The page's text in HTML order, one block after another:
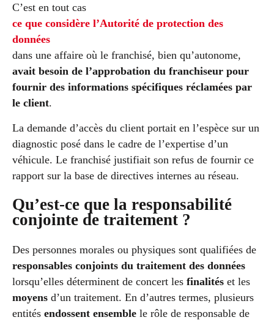
C’est en tout cas
ce que considère l’Autorité de protection des
données
dans une affaire où le franchisé, bien qu’autonome,
avait besoin de l’approbation du franchiseur pour
fournir des informations spécifiques réclamées par
le client.
La demande d’accès du client portait en l’espèce sur un
diagnostic posé dans le cadre de l’expertise d’un
véhicule. Le franchisé justifiait son refus de fournir ce
rapport sur la base de directives internes au réseau.
Qu’est-ce que la responsabilité
conjointe de traitement ?
Des personnes morales ou physiques sont qualifiées de
responsables conjoints du traitement des données
lorsqu’elles déterminent de concert les finalités et les
moyens d’un traitement. En d’autres termes, plusieurs
entités endossent ensemble le rôle de responsable de